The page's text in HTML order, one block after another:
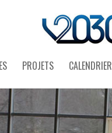
PROJETS CALENDRIER